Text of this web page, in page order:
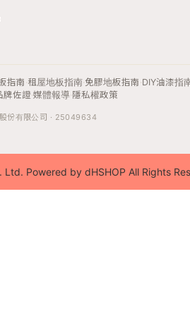
指南 ·租屋地板指南·免膠地板指南 ·DIY油漆指
牌佐證·媒體報導· 隱私權政策
份有限公司 · 25049634
Powered by dHSHOP All Rights